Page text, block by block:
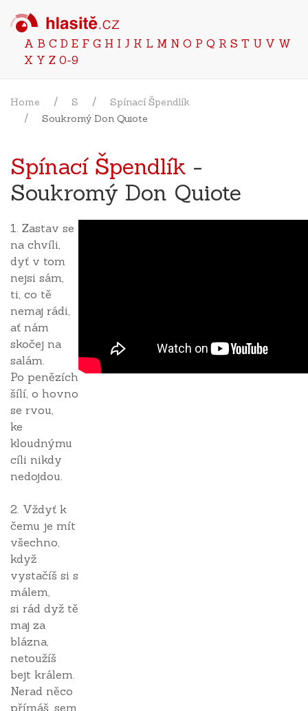
A B C D E F G H I J K L M N O P Q R S T U V W
X Y Z 0-9
Home S
Spínací Špendlík
Soukromý Don Quiote
Spínací Špendlík -
Soukromý Don Quiote
1. Zastav se
na chvíli,
dyť v tom
nejsi sám,
ti, co tě
nemaj rádi,
ať nám
skočej na
salám.
Po penězích
šílí, o hovno
se rvou,
ke
kloudnýmu
cíli nikdy
nedojdou.
2. Vždyť k
čemu je mít
všechno,
když
vystačíš si s
málem,
si rád dyž tě
maj za
blázna,
netoužíš
bejt králem.
Nerad něco
přímáš, sem